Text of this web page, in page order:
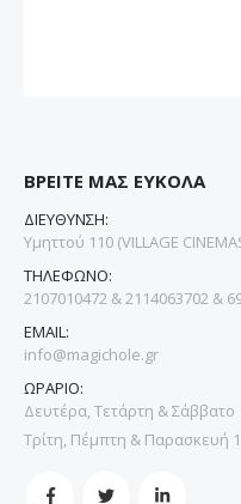
ΒΡΕΙΤΕ ΜΑΣ ΕΥΚΟΛΑ
ΔΙΕΥΘΥΝΣΗ:
Υμηττού 110 (VILLAGE
ΤΗΛΕΦΩΝΟ:
2107010472 & 2114063702 &
EMAIL:
info@magichole.gr
ΩΡΑΡΙΟ:
Δευτέρα, Τετάρτη & Σάββατο
Τρίτη, Πέμπτη & Παρασκευή